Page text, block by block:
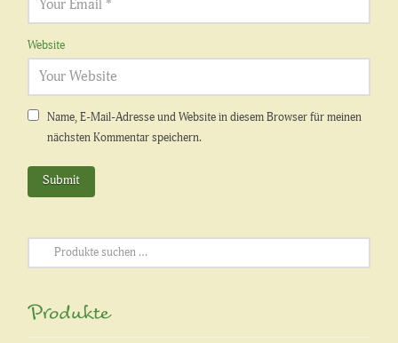
Website
Name, E-Mail-Adresse und Website in diesem Browser für meinen
nächsten Kommentar speichern.
Suchen
nach:
Produkte